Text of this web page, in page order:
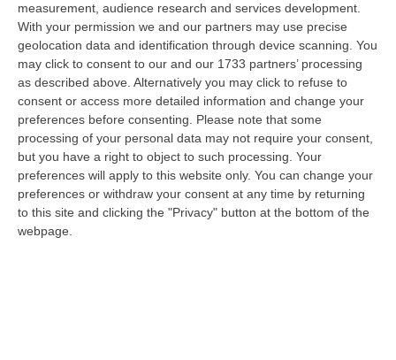
measurement, audience research and services development.
With your permission we and our partners may use precise
geolocation data and identification through device scanning. You
may click to consent to our and our 1733 partners’ processing
as described above. Alternatively you may click to refuse to
consent or access more detailed information and change your
preferences before consenting. Please note that some
processing of your personal data may not require your consent,
but you have a right to object to such processing. Your
preferences will apply to this website only. You can change your
preferences or withdraw your consent at any time by returning
to this site and clicking the "Privacy" button at the bottom of the
webpage.
Interventi anche sabato e domenica, l’Asp
di Catanzaro potenzia l’attività chirurgica
La strategia del management per abbattere
le liste d’attesa negli ospedali di Lamezia,
Soveria Mannelli e Soverato
Pubblicato il: 14/05/22 – 16:01